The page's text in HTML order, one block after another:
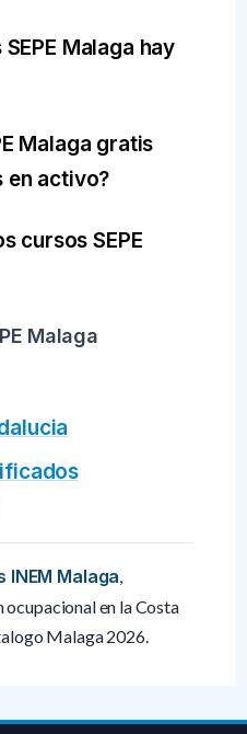
Malaga hay
Malaga gratis
en activo?
cursos SEPE
Malaga
INEM Malaga
en la Costa
Malaga 2026.